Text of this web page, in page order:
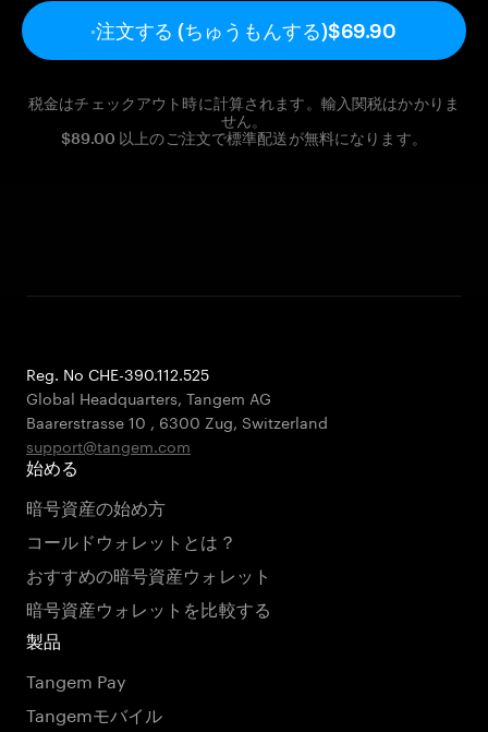
注文する (ちゅうもんする)$69.90
税金はチェックアウト時に計算されます。輸入関税はかかりま
せん。
$89.00 以上のご注文で標準配送が無料になります。
Reg. No CHE-390.112.525
Global Headquarters, Tangem AG
Baarerstrasse 10 , 6300 Zug, Switzerland
support@tangem.com
始める
暗号資産の始め方
コールドウォレットとは？
おすすめの暗号資産ウォレット
暗号資産ウォレットを比較する
製品
Tangem Pay
Tangemモバイル